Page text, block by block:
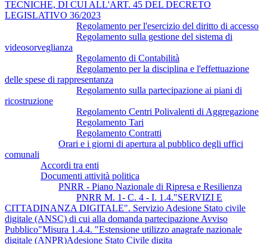
TECNICHE, DI CUI ALL'ART. 45 DEL DECRETO
LEGISLATIVO 36/2023
Regolamento per l'esercizio del diritto di accesso
Regolamento sulla gestione del sistema di
videosorveglianza
Regolamento di Contabilità
Regolamento per la disciplina e l'effettuazione
delle spese di rappresentanza
Regolamento sulla partecipazione ai piani di
ricostruzione
Regolamento Centri Polivalenti di Aggregazione
Regolamento Tari
Regolamento Contratti
Orari e i giorni di apertura al pubblico degli uffici
comunali
Accordi tra enti
Documenti attività politica
PNRR - Piano Nazionale di Ripresa e Resilienza
PNRR M. 1- C. 4 - I. 1.4."SERVIZI E
CITTADINANZA DIGITALE". Servizio Adesione Stato civile
digitale (ANSC) di cui alla domanda partecipazione Avviso
Pubblico"Misura 1.4.4. "Estensione utilizzo anagrafe nazionale
digitale (ANPR)Adesione Stato Civile digita